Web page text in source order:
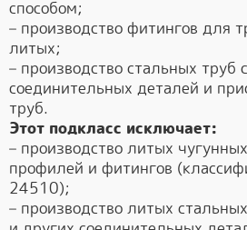
способом;
– производство фитингов для
литых;
– производство стальных труб
соединительных деталей и
труб.
Этот подкласс исключает:
– производство литых
профилей и фитингов
24510);
– производство литых